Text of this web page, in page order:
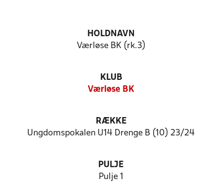
HOLDNAVN
Værløse BK (rk.3)
KLUB
Værløse BK
RÆKKE
Ungdomspokalen U14 Drenge B (10) 23/24
PULJE
Pulje 1